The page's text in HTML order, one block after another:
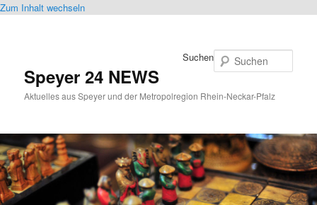
Zum Inhalt wechseln
Speyer 24 NEWS
Aktuelles aus Speyer und der Metropolregion Rhein-Neckar-Pfalz
Suchen